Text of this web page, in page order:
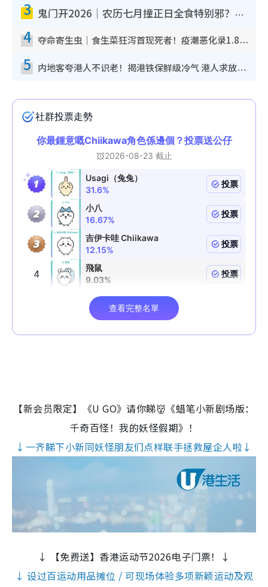
3 鬼门开2026｜农历七月撞正日全食特别邪？专家警告切忌做一事！揭4大禁忌+2招保平安
4 夺命寄生虫｜食生菜狂泻首现死者！疫潮恶化录1.8万宗病例 揭洗菜3大谬误
5 内地客夸港人不识老！揭港铁保鲜级冷气 港人求放过：别投诉
【新会员限定】《U GO》请你睇👹《蜡笔小新剧场版：
千奇百怪！我的妖怪假期》！
↓一齐睇下小新同妖怪朋友们点样联手拯救屋企人啦↓
↓ 【免费送】香港运动节2026电子门票！↓
↓ 设过百运动用品摊位 / 可现场体验多项新颖运动及观